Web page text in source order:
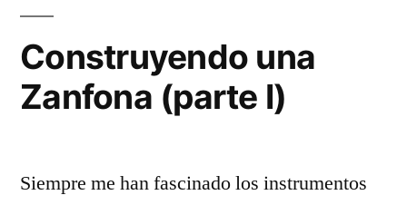
Construyendo una
Zanfona (parte I)
Siempre me han fascinado los instrumentos